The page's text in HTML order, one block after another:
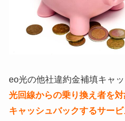
eo光の他社違約金補填キャッ
光回線からの乗り換え者を
キャッシュバックするサー